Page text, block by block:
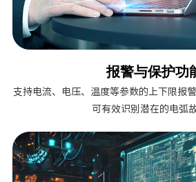
报警与保护功
支持电流、电压、温度等参数的上下限报
可有效识别潜在的电弧故